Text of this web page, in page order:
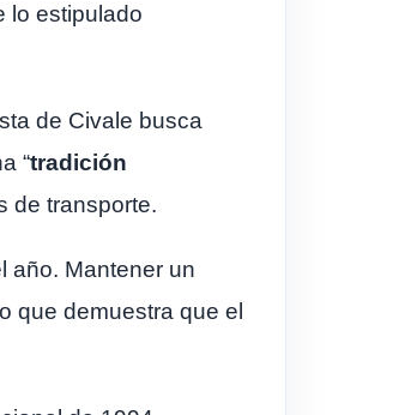
lo estipulado
de Civale busca
“tradición
de transporte.
año. Mantener un
que demuestra que el